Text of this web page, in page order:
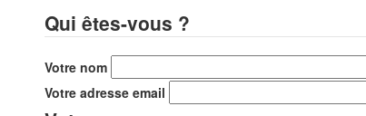
Qui êtes-vous ?
Votre nom
Votre adresse email